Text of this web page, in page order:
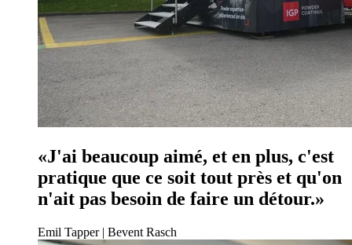
«J'ai beaucoup aimé, et en plus, c'est
pratique que ce soit tout près et qu'on
n'ait pas besoin de faire un détour.»
Emil Tapper | Bevent Rasch